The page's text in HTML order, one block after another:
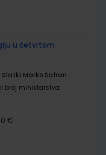
u četvrtom
Slatki Marko Šafran
broj ministarstva:
€